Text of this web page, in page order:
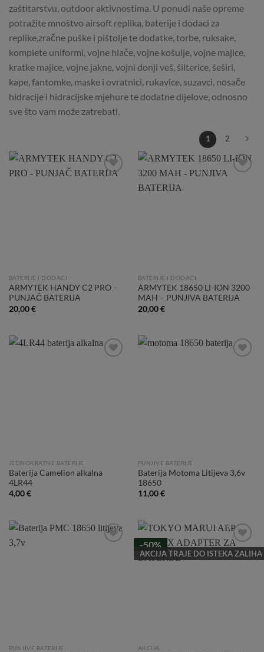
zaštitarstvu, outdoor aktivnostima. U ponudi naše opreme
potražite mnoštvo airsoft replika, baterije i dodaci za
replike,zračne puške i pištolje te dodatke, torbe, ruksake,
komplete uniformi, vojne hlače, vojne košulje, vojne majice,
kratke majice, vojne jakne, vojni donji veš, šilterice, šeširi,
kape, fantomke, maske i ovratnici, rukavice, suzavci, nosače
hidracije i hidracijske mjehure te dodatne dijelove, odnosno
sve što vam može zatrebati.
1 2
BATERIJE I DODACI
ARMYTEK HANDY C2 PRO –
PUNJAČ BATERIJA
20,00€
BATERIJE I DODACI
ARMYTEK 18650 LI-ION 3200
MAH – PUNJIVA BATERIJA
20,00€
JEDNOKRATNE BATERIJE
Baterija Camelion alkalna
4LR44
4,00€
PUNJIVE BATERIJE
Baterija Motoma Litijeva 3,6v
18650
11,00€
PUNJIVE BATERIJE
-50%
AKCIJA TRAJE DO ISTEKA ZALIHA
Add to
Wishlist
AKCIJA